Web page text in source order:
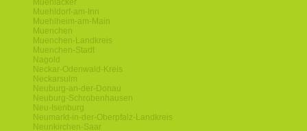
Muehlacker
Muehldorf-am-Inn
Muehlheim-am-Main
Muenchen
Muenchen-Landkreis
Muenchen-Stadt
Nagold
Neckar-Odenwald-Kreis
Neckarsulm
Neuburg-an-der-Donau
Neuburg-Schrobenhausen
Neu-Isenburg
Neumarkt-in-der-Oberpfalz-Landkreis
Neunkirchen-Saar